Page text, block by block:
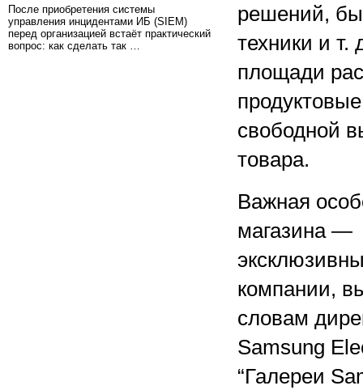
После приобретения системы
управления инцидентами ИБ (SIEM)
перед организацией встаёт практический
вопрос: как сделать так …
решений,
техники и т.
площади
свободной
товара.
Важная
магазина —
компании,
словам
Samsung
“Галереи